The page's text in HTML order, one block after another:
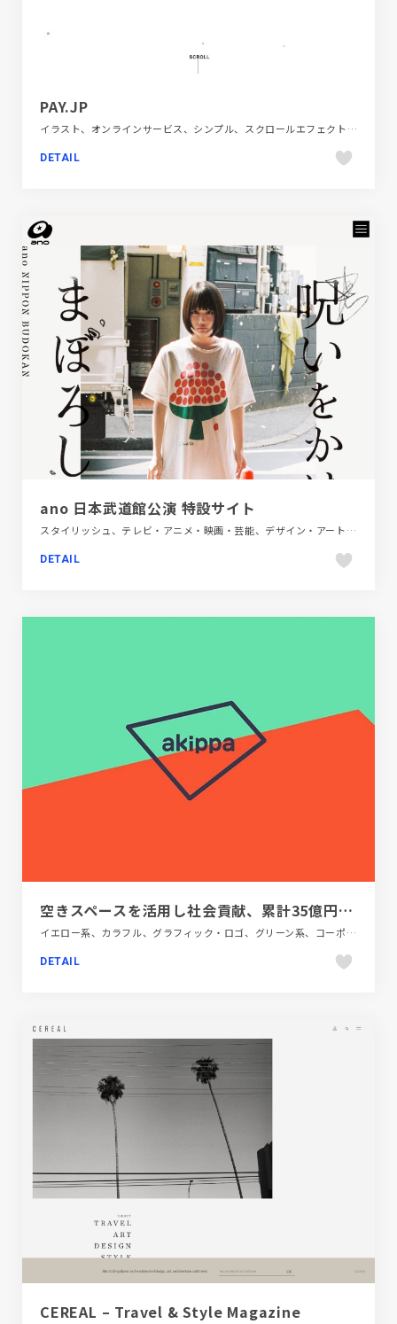
PAY.JP
イラスト、オンラインサービス、シンプル、スクロールエフェクト、スタイリッシュ、フラットデザイン、ブランド・サービスサイト、ブルー系、ホワイト系、ポップ、モーション多め、金融・法律・人材・専門職
DETAIL
ano 日本武道館公演 特設サイト
スタイリッシュ、テレビ・アニメ・映画・芸能、デザイン・アート・音楽・文芸、ブルー系、大きめ写真
DETAIL
空きスペースを活用し社会貢献、累計35億円の資金調達を実施した日本最大級の駐車場シェアサービス akippa | Service & Technology
イエロー系、カラフル、グラフィック・ロゴ、グリーン系、コーポレートサイト、サービス紹介、テクノロジー・サイエンス、ブランド・サービスサイト、ポップ、モーション多め、レッド系、大きめ写真、自動車・乗り物・交通
DETAIL
CEREAL – Travel & Style Magazine